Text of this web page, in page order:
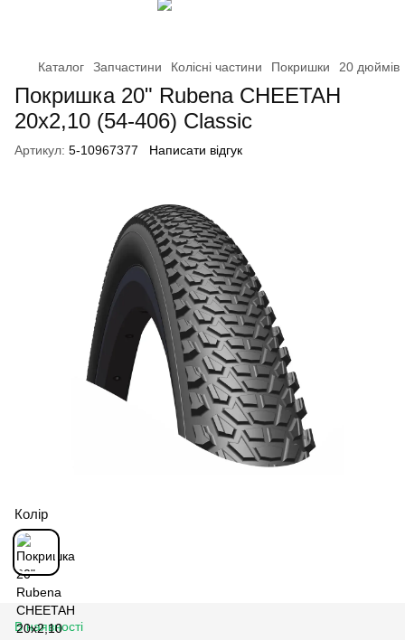
Каталог Запчастини Колісні частини Покришки 20 дюймів
Покришка 20" Rubena CHEETAH
20x2,10 (54-406) Classic
Артикул: 5-10967377 Написати відгук
Колір
В наявності